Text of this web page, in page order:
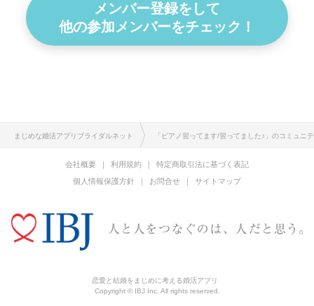
メンバー登録をして
他の参加メンバーをチェック！
まじめな婚活アプリブライダルネット 「ピアノ習ってます/習ってました♪」のコミュニ
会社概要 利用規約
特定商取引法に基づく表記
個人情報保護方針
お問合せ サイトマップ
恋愛と結婚をまじめに考える婚活アプリ
Copyright © IBJ Inc. All rights reserved.